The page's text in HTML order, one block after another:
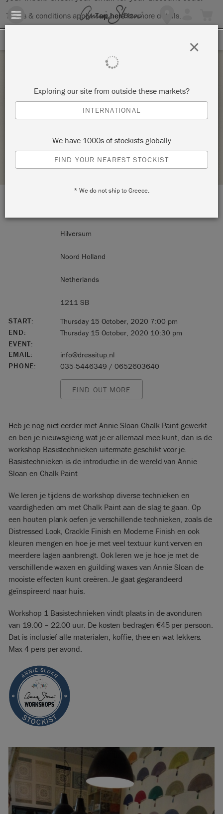
Terms & conditions apply.Tap herefor more details.
ANNIE SLOAN BASISTECHNIEKEN VOOR
BEGINNERS
STOCKIST PROFILE
Hilversum
Noord Holland
Netherlands
1211 SB
START:
Thursday 15 October, 2020 7:00 pm
END:
Thursday 15 October, 2020 10:30 pm
EVENT:
EMAIL:
info@dressitup.nl
PHONE:
035-5446349 / 0652603640
FIND OUT MORE
Heb je nog niet eerder met Annie Sloan Chalk Paint gewerkt
en ben je nieuwsgierig wat je er allemaal mee kunt, dan is de
workshop Basistechnieken uitermate geschikt voor je.
Basistechnieken is de introductie in de wereld van Annie
Sloan en Chalk Paint
We leren je tijdens de workshop diverse technieken en
vaardigheden om met Chalk Paint aan de slag te gaan. Op
een houten plank oefen je verschillende technieken, zoals de
Distressed Look, Crackle Finish en Moderne Finish en ook
kleuren mengen en hoe je met veel textuur kunt verven en
meerdere lagen aanbrengt. Ook leren we je hoe je met de
verschillende waxen en guilding waxes van Annie Sloan de
mooiste effecten kunt creëren. Je gaat gegarandeerd
geïnspireerd naar huis.
Workshop 1 Basistechnieken vindt plaats in de avonduren
van 19.00 – 22.00 uur. De kosten bedragen €45 per persoon.
Dat is inclusief alle materialen, koffie, thee en wat lekkers.
Max 4 pers per avond.
Exploring our site from outside these markets?
INTERNATIONAL
We have 1000s of stockists globally
FIND YOUR NEAREST STOCKIST
* We do not ship to Greece.
×